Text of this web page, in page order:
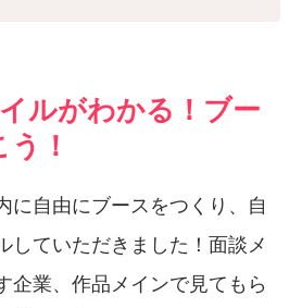
ルがわかる！ブー
！
に自由にブースをつくり、自
していただきました！面談メ
企業、作品メインで見てもら